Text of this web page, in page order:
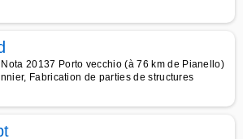
20137 Porto vecchio (à 76 km de Pianello)
Fabrication de parties de structures